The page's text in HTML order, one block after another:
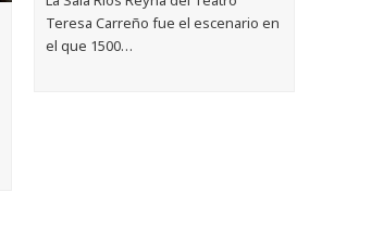
Teresa Carreño fue el escenario en
el que 1500…